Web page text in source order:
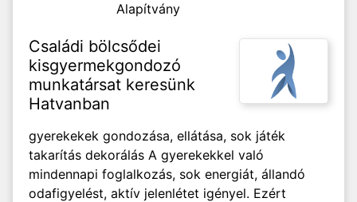
Alapítvány
Családi bölcsődei
kisgyermekgondozó
munkatársat keresünk
Hatvanban
gyerekekek gondozása, ellátása, sok játék
takarítás dekorálás A gyerekekkel való
mindennapi foglalkozás, sok energiát, állandó
odafigyelést, aktív jelenlétet igényel. Ezért